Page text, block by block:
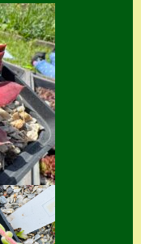
Home
Hostas
Impressum
Kasse
Kontakt
Mein Konto
Naturformen
S. x nixonii